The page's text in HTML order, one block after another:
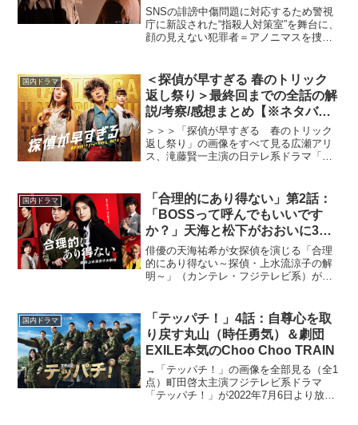
ドはまりのファン続出！
SNSの誹謗中傷問題に対応するため警視
庁に新設された“指殺人対策室”を舞台に、
顔の見えない犯罪者＝アノニマスを捜し
年ぶりの民放ドラマ主演を務め、ミステ
リーを通して日...
国内ドラマ
＜探偵が早すぎる 春のトリック
返し祭り＞最終回までの全話の解
説/考察/感想まとめ【※ネタバレ
あり】
＞＞＞「探偵が早すぎる 春のトリック
返し祭り」の画像をすべて見る広瀬アリ
ス、滝藤賢一主演の日テレ系ドラマ「探
件が起こる前に「犯人が仕掛けたトリッ
ク」を暴いてしまう...
国内ドラマ
「合理的にあり得ない」第2話：
「BOSSって呼んでもいいです
か？」天海と松下がおおいに3枚
目を演じるコメディ劇
俳優の天海祐希が女探偵を演じる「合理
的にあり得ない～探偵・上水流涼子の解
明～」（カンテレ・フジテレビ系）が
CINEMAS＋のドラマライターが紐解いて
いく。▶︎「...
国内ドラマ
「テッパチ！」4話：自尊心を取
り戻す丸山（時任勇気）＆劇団
EXILE本気のChoo Choo TRAIN
→「テッパチ！」の画像を全部見る（全1
点）町田啓太主演フジテレビ系ドラマ
「テッパチ！」が2022年7月6日より放送